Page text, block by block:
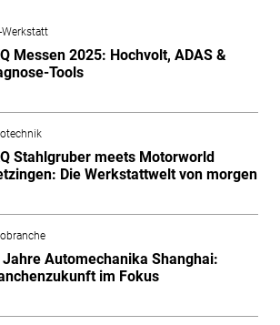
Werkstatt
Messen 2025: Hochvolt, ADAS &
Tools
Stahlgruber meets Motorworld
Die Werkstattwelt von morgen
Jahre Automechanika Shanghai:
im Fokus